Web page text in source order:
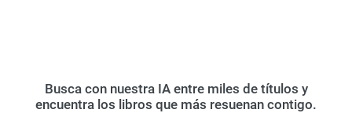
Busca con nuestra IA entre miles de títulos y
encuentra los libros que más resuenan contigo.